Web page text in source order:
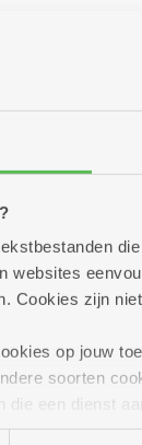
websites
Cookies zijn
op jouw
soorten
die een dienst
onze site voor